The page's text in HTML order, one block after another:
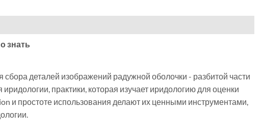
знать
деталей изображений радужной оболочки - разбитой части
практики, которая изучает иридологию для оценки
и простоте использования делают их ценными инструментами,